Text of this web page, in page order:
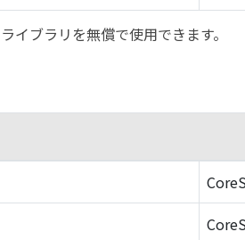
ブラリを無償で使用できます。